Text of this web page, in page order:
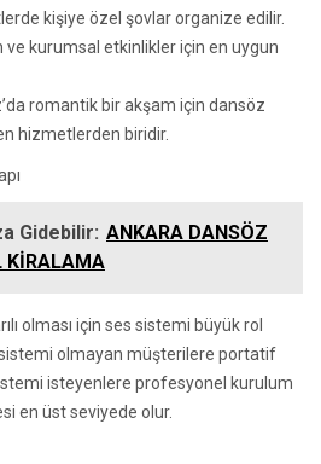
kişiye özel şovlar organize edilir.
ve kurumsal etkinlikler için en uygun
romantik bir akşam için dansöz
hizmetlerden biridir.
Gidebilir: ANKARA DANSÖZ
KİRALAMA
olması için ses sistemi büyük rol
olmayan müşterilere portatif
isteyenlere profesyonel kurulum
en üst seviyede olur.